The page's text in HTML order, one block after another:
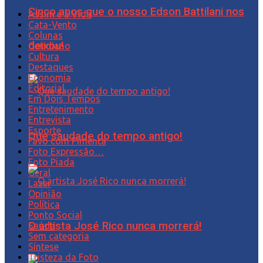
Cinco anos que o nosso Edson Battilani nos
deixou!
Que saudade do tempo antigo!
O artista José Rico nunca morrerá!
Assim é a Vida
Cata-Vento
Colunas
Cotidiano
Cultura
Destaques
Economia
Editorial
Em Dois Tempos
Entretenimento
Entrevista
Esporte
Favo com Pimenta
Foto Expressão…
Foto Piada
Geral
Lazer
Opinião
Política
Ponto Social
Saúde
Sem categoria
Síntese
Tristeza da Foto